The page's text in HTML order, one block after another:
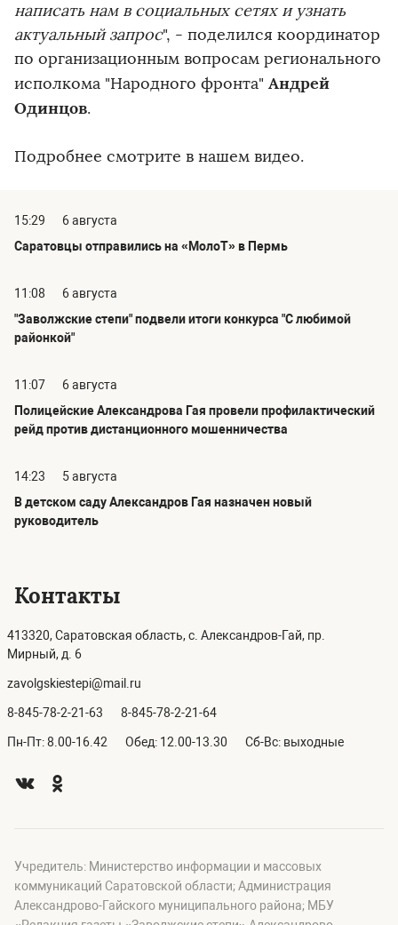
написать нам в социальных сетях и узнать
актуальный запрос", - поделился координатор
по организационным вопросам регионального
исполкома "Народного фронта" Андрей
Одинцов.
Подробнее смотрите в нашем видео.
15:29
6 августа
Саратовцы отправились на «МолоТ» в Пермь
11:08
6 августа
"Заволжские степи" подвели итоги конкурса "С любимой
районкой"
11:07
6 августа
Полицейские Александрова Гая провели профилактический
рейд против дистанционного мошенничества
14:23
5 августа
В детском саду Александров Гая назначен новый
руководитель
Контакты
413320, Саратовская область, с. Александров-Гай, пр.
Мирный, д. 6
zavolgskiestepi@mail.ru
8-845-78-2-21-63 8-845-78-2-21-64
Пн-Пт: 8.00-16.42 Обед: 12.00-13.30 Сб-Вс: выходные
Учредитель: Министерство информации и массовых
коммуникаций Саратовской области; Администрация
Александрово-Гайского муниципального района; МБУ